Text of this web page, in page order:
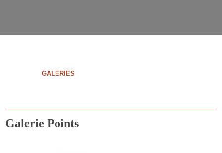
»GALERIES
Galerie Points